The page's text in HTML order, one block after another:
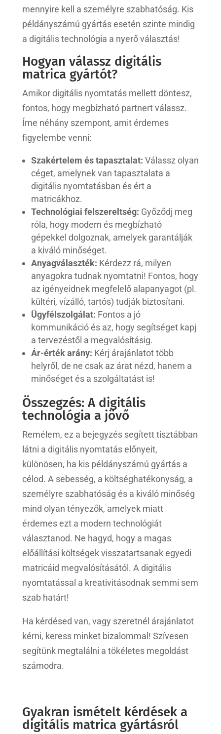
mennyire kell a személyre szabhatóság. Kis
példányszámú gyártás esetén szinte mindig
a digitális technológia a nyerő választás!
Hogyan válassz digitális
matrica gyártót?
Amikor digitális nyomtatás mellett döntesz,
fontos, hogy megbízható partnert válassz.
Íme néhány szempont, amit érdemes
figyelembe venni:
Szakértelem és tapasztalat: Válassz olyan
céget, amelynek van tapasztalata a
digitális nyomtatásban és ért a
matricákhoz.
Technológiai felszereltség: Győződj meg
róla, hogy modern és megbízható
gépekkel dolgoznak, amelyek garantálják
a kiváló minőséget.
Anyagválaszték: Kérdezz rá, milyen
anyagokra tudnak nyomtatni! Fontos, hogy
az igényeidnek megfelelő alapanyagot (pl.
kültéri, vízálló, tartós) tudják biztosítani.
Ügyfélszolgálat: Fontos a jó
kommunikáció és az, hogy segítséget kapj
a tervezéstől a megvalósításig.
Ár-érték arány: Kérj árajánlatot több
helyről, de ne csak az árat nézd, hanem a
minőséget és a szolgáltatást is!
Összegzés: A digitális
technológia a jövő
Remélem, ez a bejegyzés segített tisztábban
látni a digitális nyomtatás előnyeit,
különösen, ha kis példányszámú gyártás a
célod. A sebesség, a költséghatékonyság, a
személyre szabhatóság és a kiváló minőség
mind olyan tényezők, amelyek miatt
érdemes ezt a modern technológiát
választanod. Ne hagyd, hogy a magas
előállítási költségek visszatartsanak egyedi
matricáid megvalósításától. A digitális
nyomtatással a kreativitásodnak semmi sem
szab határt!
Ha kérdésed van, vagy szeretnél árajánlatot
kérni, keress minket bizalommal! Szívesen
segítünk megtalálni a tökéletes megoldást
számodra.
Gyakran ismételt kérdések a
digitális matrica gyártásról